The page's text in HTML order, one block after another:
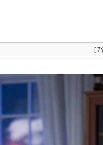
[